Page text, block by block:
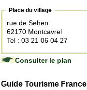
Place du village
rue de Sehen
62170 Montcavrel
Tel : 03 21 06 04 27
Consulter le plan
Guide Tourisme France